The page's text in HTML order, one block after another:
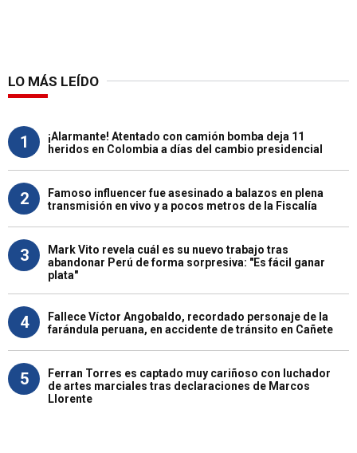
LO MÁS LEÍDO
1
¡Alarmante! Atentado con camión bomba deja 11
heridos en Colombia a días del cambio presidencial
2
Famoso influencer fue asesinado a balazos en plena
transmisión en vivo y a pocos metros de la Fiscalía
3
Mark Vito revela cuál es su nuevo trabajo tras
abandonar Perú de forma sorpresiva: "Es fácil ganar
plata"
4
Fallece Víctor Angobaldo, recordado personaje de la
farándula peruana, en accidente de tránsito en Cañete
5
Ferran Torres es captado muy cariñoso con luchador
de artes marciales tras declaraciones de Marcos
Llorente